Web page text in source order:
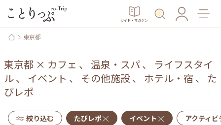
ガイド・マガジン
東京都
東京都 × カフェ 、 温泉・スパ、 ライフスタイ
ル、 イベント 、 その他施設、 ホテル・宿 、 た
びレポ
絞り込む たびレポ イベント アクティ